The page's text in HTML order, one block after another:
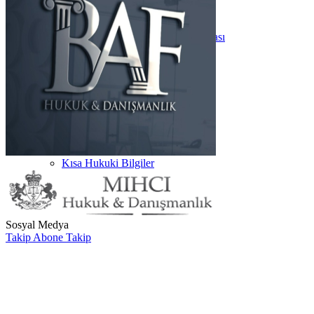
3.Sınıf Çalışma Odası
4.Sınıf Çalışma Odası
ARABULUCULUK Çalışma Odası
Ders Notları
HUKUK
İKTİSAT
İŞLETME
Hukuk Kültür
Telegram Grupları
Kısa Hukuki Bilgiler
Dilekçeler
Hakkında
Sosyal Medya
Takip Abone Takip